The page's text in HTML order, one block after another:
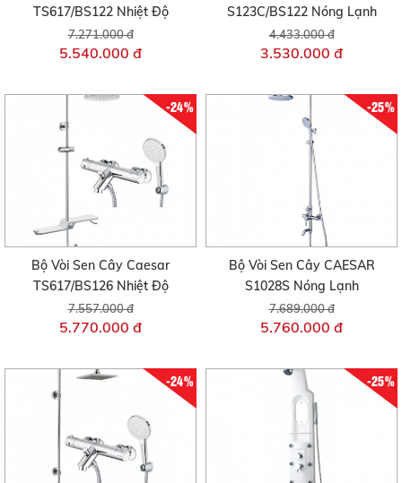
TS617/BS122 Nhiệt Độ
7.271.000 đ
5.540.000 đ
S123C/BS122 Nóng Lạnh
4.433.000 đ
3.530.000 đ
-24%
Bộ Vòi Sen Cây Caesar
TS617/BS126 Nhiệt Độ
7.557.000 đ
5.770.000 đ
-25%
Bộ Vòi Sen Cây CAESAR
S1028S Nóng Lạnh
7.689.000 đ
5.760.000 đ
-24% -25%